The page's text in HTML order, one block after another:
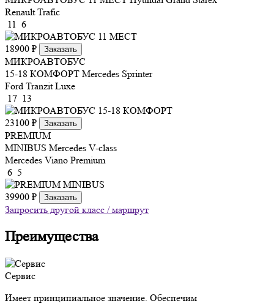
Renault Trafic
11 6
18900 ₽ Заказать
МИКРОАВТОБУС
15-18 КОМФОРТ Mercedes Sprinter
Ford Tranzit Luxe
17 13
23100 ₽ Заказать
PREMIUM
MINIBUS Mercedes V-class
Mercedes Viano Premium
6 5
39900 ₽ Заказать
Запросить другой класс / маршрут
Преимущества
Сервис
Имеет принципиальное значение. Обеспечим